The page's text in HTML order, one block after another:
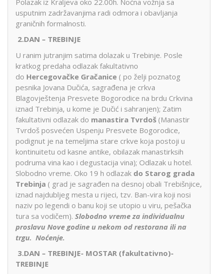
usputnim zadržavanjima radi odmora i obavljanja
graničnih formalnosti.
2.DAN – TREBINJE
U ranim jutranjim satima dolazak u Trebinje. Posle
kratkog predaha odlazak fakultativno
do Hercegovačke Gračanice ( po želji poznatog
pesnika Jovana Dučića, sagrađena je crkva
Blagovještenja Presvete Bogorodice na brdu Crkvina
iznad Trebinja, u kome je Dučić i sahranjen); Zatim
fakultativni odlazak do manastira Tvrdoš (Manastir
Tvrdoš posvećen Uspenju Presvete Bogorodice,
podignut je na temeljima stare crkve koja postoji u
kontinuitetu od kasne antike, obilazak manastirksih
podruma vina kao i degustacija vina); Odlazak u hotel.
Slobodno vreme. Oko 19 h odlazak do Starog grada
Trebinja ( grad je sagrađen na desnoj obali Trebišnjice,
iznad najdubljeg mesta u rijeci, tzv. Ban-vira koji nosi
naziv po legendi o banu koji se utopio u viru, pešačka
tura sa vodičem). Slobodno vreme za individualnu
proslavu Nove godine u nekom od restorana ili na
trgu. Noćenje.
3.DAN – TREBINJE- MOSTAR (fakultativno)-
TREBINJE